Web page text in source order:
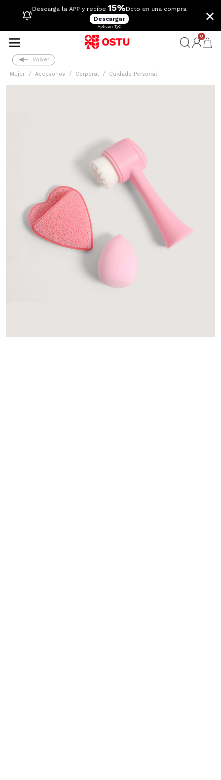
Descarga la APP y recibe 15%Dcto en una compra
Descargar
Aplican TyC
×
0
Volver
Mujer Accesorios Corporal Cuidado Personal